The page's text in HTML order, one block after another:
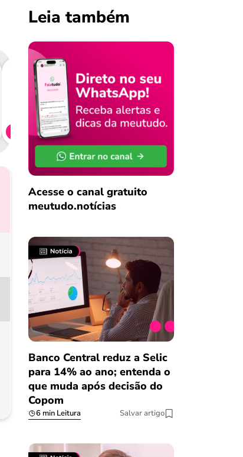
Leia também
Acesse o canal gratuito
meutudo.notícias
Banco Central reduz a Selic
para 14% ao ano; entenda o
que muda após decisão do
Copom
6 min Leitura Salvar artigo